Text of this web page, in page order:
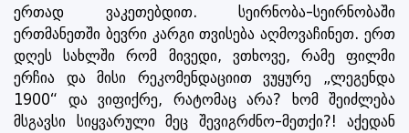
ერთად ვაკეთებდით. სეირნობა-სეირნობაში
ერთმანეთში ბევრი კარგი თვისება აღმოვაჩინეთ. ერთ
დღეს სახლში რომ მივედი, ვთხოვე, რამე ფილმი
ერჩია და მისი რეკომენდაციით ვუყურე „ლეგენდა
1900“ და ვიფიქრე, რატომაც არა? ხომ შეიძლება
მსგავსი სიყვარული მეც შევიგრძნო-მეთქი?! აქედან